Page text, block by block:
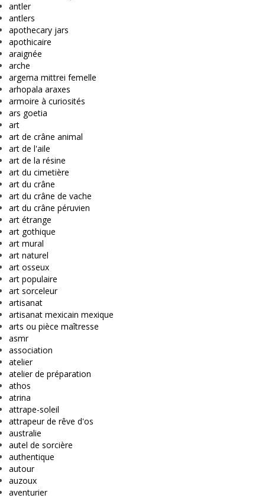
antler
antlers
apothecary jars
apothicaire
araignée
arche
argema mittrei femelle
arhopala araxes
armoire à curiosités
ars goetia
art
art de crâne animal
art de l'aile
art de la résine
art du cimetière
art du crâne
art du crâne de vache
art du crâne péruvien
art étrange
art gothique
art mural
art naturel
art osseux
art populaire
art sorceleur
artisanat
artisanat mexicain mexique
arts ou pièce maîtresse
asmr
association
atelier
atelier de préparation
athos
atrina
attrape-soleil
attrapeur de rêve d'os
australie
autel de sorcière
authentique
autour
auzoux
aventurier